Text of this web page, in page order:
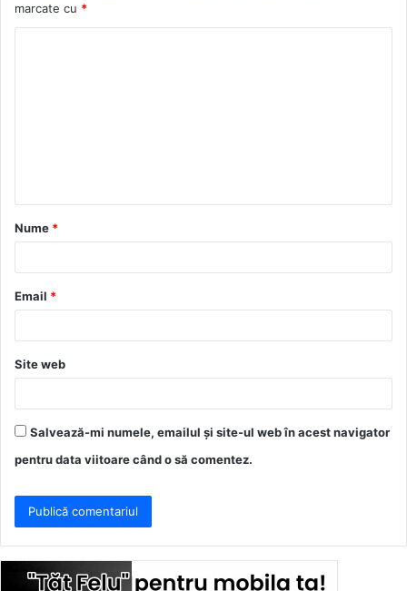
marcate cu *
a
r
*
Nume *
Email *
Site web
Salvează-mi numele, emailul și site-ul web în acest navigator
pentru data viitoare când o să comentez.